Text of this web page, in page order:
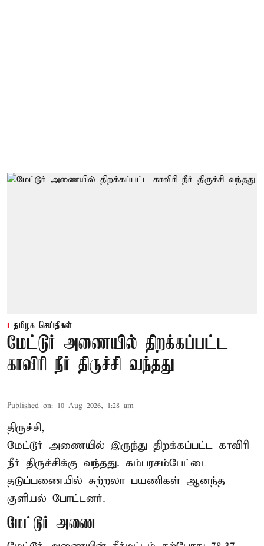
தமிழக செய்திகள்
மேட்டூர் அணையில் திறக்கப்பட்ட
காவிரி நீர் திருச்சி வந்தது
Published on: 10 Aug 2026, 1:28 am
திருச்சி,
மேட்டூர் அணையில் இருந்து திறக்கப்பட்ட காவிரி
நீர் திருச்சிக்கு வந்தது. கம்பரசம்பேட்டை
தடுப்பணையில் சுற்றலா பயணிகள் ஆனந்த
குளியல் போட்டனர்.
மேட்டூர் அணை